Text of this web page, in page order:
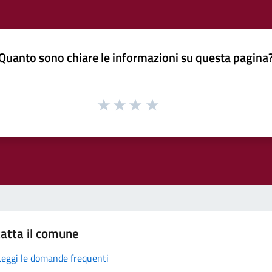
sono chiare le informazioni su questa
il comune
le domande frequenti